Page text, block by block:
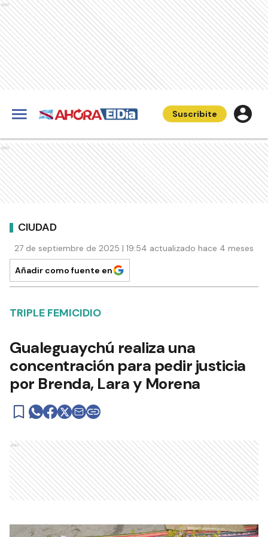
Ads
Suscribite
Ads
CIUDAD
27 de septiembre de 2025 | 19:54 actualizado hace 4 meses
Añadir como fuente en
TRIPLE FEMICIDIO
Gualeguaychú realiza una
concentración para pedir justicia
por Brenda, Lara y Morena
Ads